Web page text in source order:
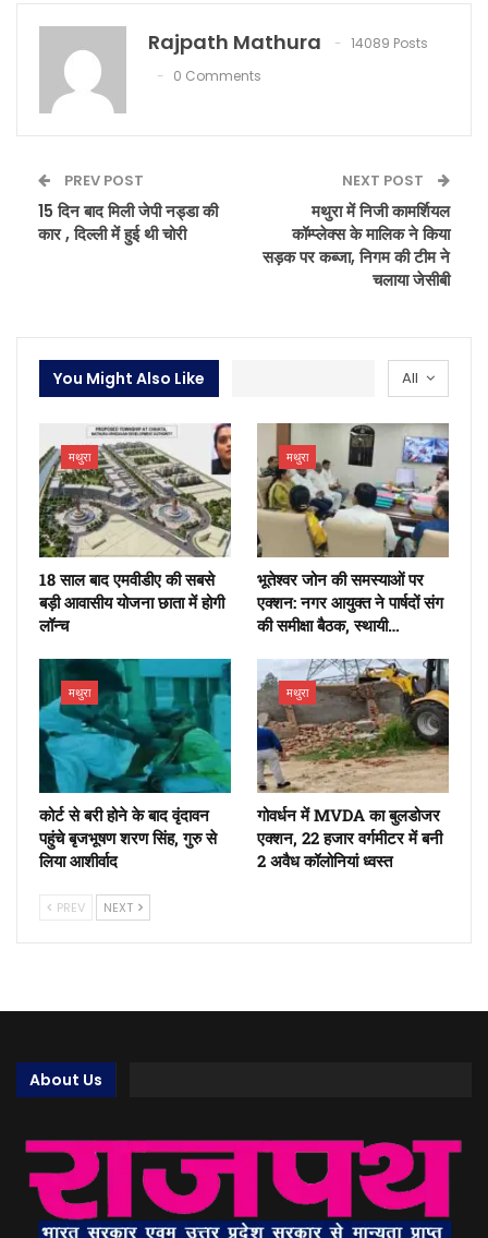
Rajpath Mathura
14089 Posts
0 Comments
PREV POST
15 दिन बाद मिली जेपी नड्डा की
कार , दिल्ली में हुई थी चोरी
NEXT POST
मथुरा में निजी कामर्शियल
कॉम्प्लेक्स के मालिक ने किया
सड़क पर कब्जा, निगम की टीम ने
चलाया जेसीबी
All
You Might Also Like
मथुरा
18 साल बाद एमवीडीए की सबसे
बड़ी आवासीय योजना छाता में होगी
लॉन्च
मथुरा
भूतेश्वर जोन की समस्याओं पर
एक्शन: नगर आयुक्त ने पार्षदों संग
की समीक्षा बैठक, स्थायी…
मथुरा
कोर्ट से बरी होने के बाद वृंदावन
पहुंचे बृजभूषण शरण सिंह, गुरु से
लिया आशीर्वाद
मथुरा
गोवर्धन में MVDA का बुलडोजर
एक्शन, 22 हजार वर्गमीटर में बनी
2 अवैध कॉलोनियां ध्वस्त
PREV NEXT
About Us